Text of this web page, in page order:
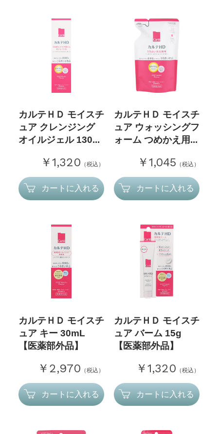
カルテＨＤ モイスチ
ュア クレンジング
オイルジェル 130...
￥1,320 （税込）
カートに入れる
カルテＨＤ モイスチ
ュア ウォッシングフ
ォーム つめかえ用...
￥1,045 （税込）
カートに入れる
カルテＨＤ モイスチ
ュア キー 30mL
【医薬部外品】
￥2,970 （税込）
カートに入れる
カルテＨＤ モイスチ
ュア バーム 15g
【医薬部外品】
￥1,320 （税込）
カートに入れる